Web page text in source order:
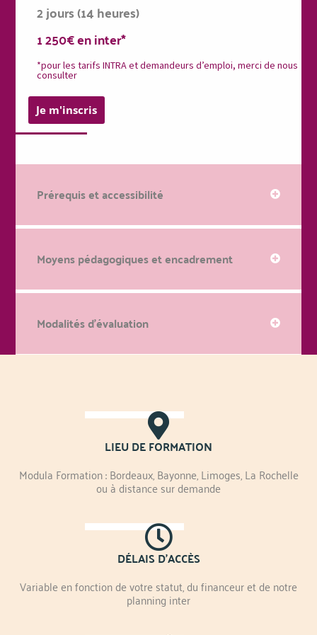
2 jours (14 heures)
1 250€ en inter*
*pour les tarifs INTRA et demandeurs d’emploi, merci de nous
consulter
Je m'inscris
Prérequis et accessibilité
Moyens pédagogiques et encadrement
Modalités d'évaluation
LIEU DE FORMATION
Modula Formation : Bordeaux, Bayonne, Limoges, La Rochelle
ou à distance sur demande
DÉLAIS D'ACCÈS
Variable en fonction de votre statut, du financeur et de notre
planning inter